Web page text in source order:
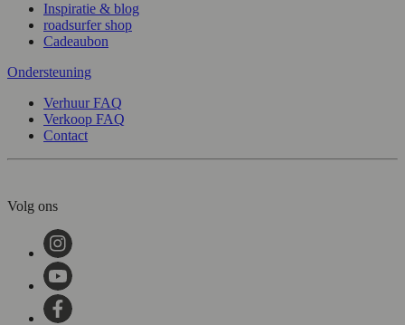
Inspiratie & blog
roadsurfer shop
Cadeaubon
Ondersteuning
Verhuur FAQ
Verkoop FAQ
Contact
Volg ons